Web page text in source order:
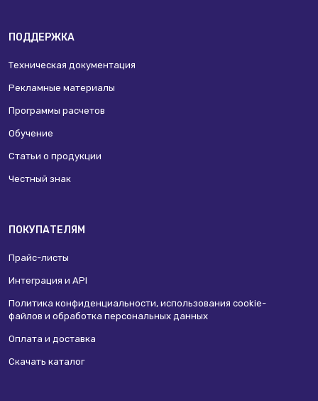
ПОДДЕРЖКА
Техническая документация
Рекламные материалы
Программы расчетов
Обучение
Статьи о продукции
Честный знак
ПОКУПАТЕЛЯМ
Прайс-листы
Интеграция и API
Политика конфиденциальности, использования сookie-
файлов и обработка персональных данных
Оплата и доставка
Скачать каталог